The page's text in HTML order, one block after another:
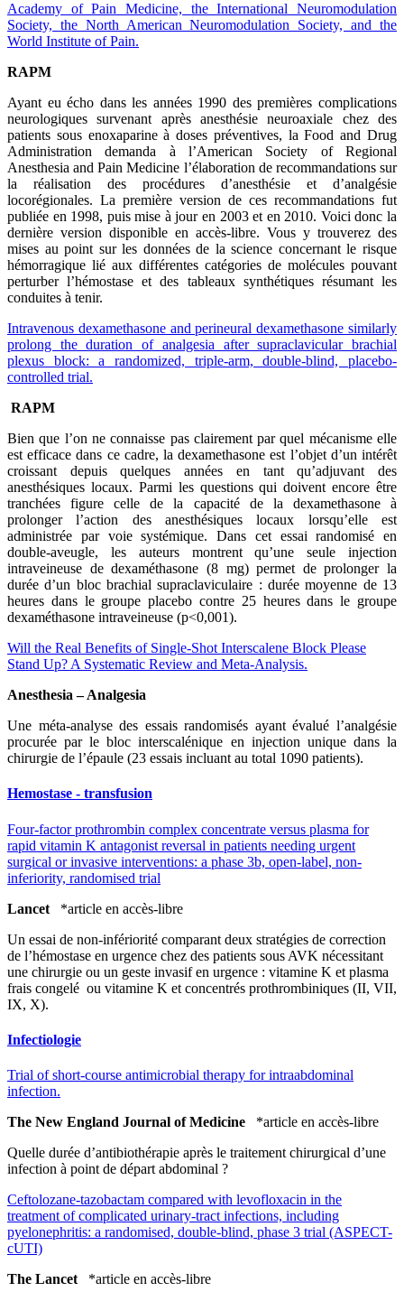
Academy of Pain Medicine, the International Neuromodulation
Society, the North American Neuromodulation Society, and the
World Institute of Pain.
RAPM
Ayant eu écho dans les années 1990 des premières complications
neurologiques survenant après anesthésie neuroaxiale chez des
patients sous enoxaparine à doses préventives, la Food and Drug
Administration demanda à l’American Society of Regional
Anesthesia and Pain Medicine l’élaboration de recommandations sur
la réalisation des procédures d’anesthésie et d’analgésie
locorégionales. La première version de ces recommandations fut
publiée en 1998, puis mise à jour en 2003 et en 2010. Voici donc la
dernière version disponible en accès-libre. Vous y trouverez des
mises au point sur les données de la science concernant le risque
hémorragique lié aux différentes catégories de molécules pouvant
perturber l’hémostase et des tableaux synthétiques résumant les
conduites à tenir.
Intravenous dexamethasone and perineural dexamethasone similarly
prolong the duration of analgesia after supraclavicular brachial
plexus block: a randomized, triple-arm, double-blind, placebo-
controlled trial.
RAPM
Bien que l’on ne connaisse pas clairement par quel mécanisme elle
est efficace dans ce cadre, la dexamethasone est l’objet d’un intérêt
croissant depuis quelques années en tant qu’adjuvant des
anesthésiques locaux. Parmi les questions qui doivent encore être
tranchées figure celle de la capacité de la dexamethasone à
prolonger l’action des anesthésiques locaux lorsqu’elle est
administrée par voie systémique. Dans cet essai randomisé en
double-aveugle, les auteurs montrent qu’une seule injection
intraveineuse de dexaméthasone (8 mg) permet de prolonger la
durée d’un bloc brachial supraclaviculaire : durée moyenne de 13
heures dans le groupe placebo contre 25 heures dans le groupe
dexaméthasone intraveineuse (p<0,001).
Will the Real Benefits of Single-Shot Interscalene Block Please
Stand Up? A Systematic Review and Meta-Analysis.
Anesthesia – Analgesia
Une méta-analyse des essais randomisés ayant évalué l’analgésie
procurée par le bloc interscalénique en injection unique dans la
chirurgie de l’épaule (23 essais incluant au total 1090 patients).
Hemostase - transfusion
Four-factor prothrombin complex concentrate versus plasma for
rapid vitamin K antagonist reversal in patients needing urgent
surgical or invasive interventions: a phase 3b, open-label, non-
inferiority, randomised trial
Lancet
*article en accès-libre
Un essai de non-infériorité comparant deux stratégies de correction
de l’hémostase en urgence chez des patients sous AVK nécessitant
une chirurgie ou un geste invasif en urgence : vitamine K et plasma
frais congelé ou vitamine K et concentrés prothrombiniques (II, VII,
IX, X).
Infectiologie
Trial of short-course antimicrobial therapy for intraabdominal
infection.
The New England Journal of Medicine *article en accès-libre
Quelle durée d’antibiothérapie après le traitement chirurgical d’une
infection à point de départ abdominal ?
Ceftolozane-tazobactam compared with levofloxacin in the
treatment of complicated urinary-tract infections, including
pyelonephritis: a randomised, double-blind, phase 3 trial (ASPECT-
cUTI)
The Lancet
*article en accès-libre